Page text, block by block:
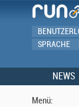
SPRACHE
NEWS
Menü: